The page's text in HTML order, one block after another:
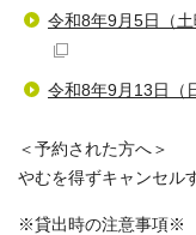
令和8年9月5日（
令和8年9月13日（
＜予約された方へ＞
やむを得ずキャンセル
※貸出時の注意事項※